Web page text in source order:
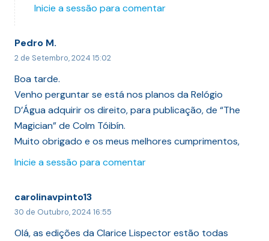
Inicie a sessão para comentar
Pedro M.
2 de Setembro, 2024 15:02
Boa tarde.
Venho perguntar se está nos planos da Relógio
D’Água adquirir os direito, para publicação, de “The
Magician” de Colm Tóibín.
Muito obrigado e os meus melhores cumprimentos,
Inicie a sessão para comentar
carolinavpinto13
30 de Outubro, 2024 16:55
Olá, as edições da Clarice Lispector estão todas